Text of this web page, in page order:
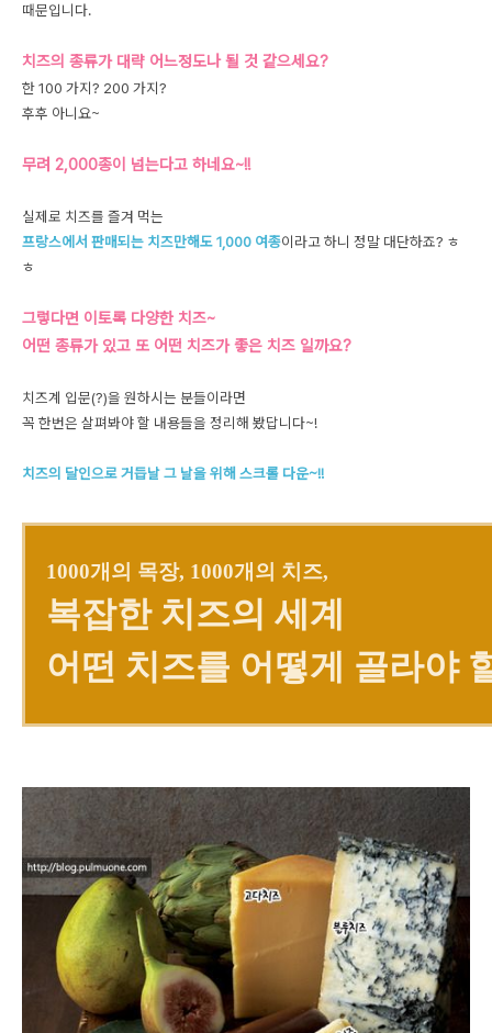
때문입니다.
치즈의 종류가 대략 어느정도나 될 것 같으세요?
한 100 가지? 200 가지?
후후 아니요~
무려 2,000종이 넘는다고 하네요~!!
실제로 치즈를 즐겨 먹는
프랑스에서 판매되는 치즈만해도 1,000 여종이라고 하니 정말 대단하죠? ㅎ
ㅎ
그렇다면 이토록 다양한 치즈~
어떤 종류가 있고 또 어떤 치즈가 좋은 치즈 일까요?
치즈계 입문(?)을 원하시는 분들이라면
꼭 한번은 살펴봐야 할 내용들을 정리해 봤답니다~!
치즈의 달인으로 거듭날 그 날을 위해 스크롤 다운~!!
1000개의 목장, 1000개의 치즈,
복잡한 치즈의 세계
어떤 치즈를 어떻게 골라야